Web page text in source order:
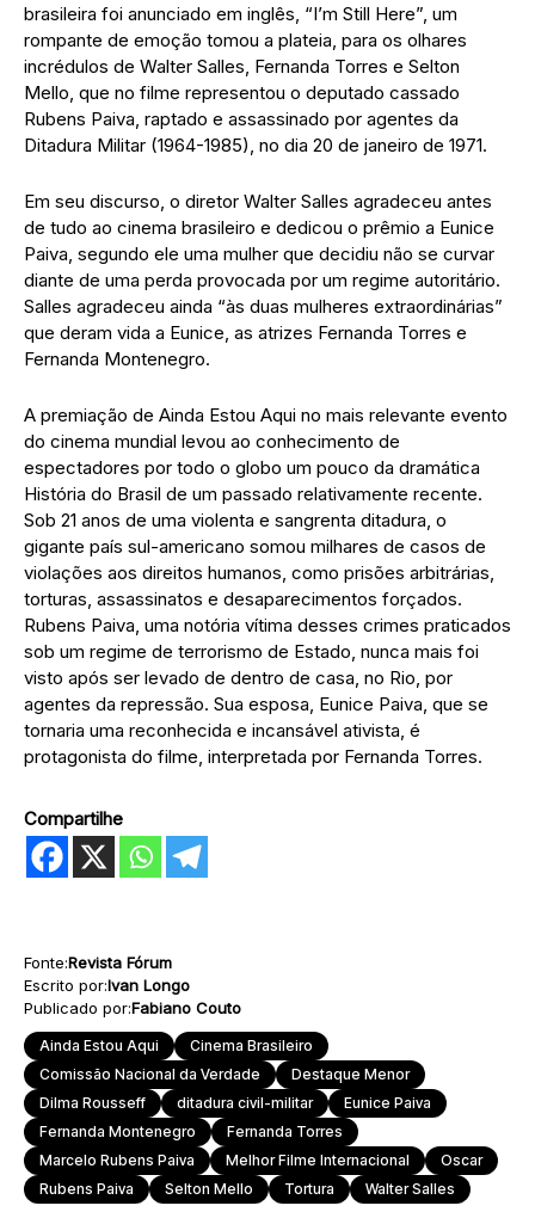
brasileira foi anunciado em inglês, “I’m Still Here”, um
rompante de emoção tomou a plateia, para os olhares
incrédulos de Walter Salles, Fernanda Torres e Selton
Mello, que no filme representou o deputado cassado
Rubens Paiva, raptado e assassinado por agentes da
Ditadura Militar (1964-1985), no dia 20 de janeiro de 1971.
Em seu discurso, o diretor Walter Salles agradeceu antes
de tudo ao cinema brasileiro e dedicou o prêmio a Eunice
Paiva, segundo ele uma mulher que decidiu não se curvar
diante de uma perda provocada por um regime autoritário.
Salles agradeceu ainda “às duas mulheres extraordinárias”
que deram vida a Eunice, as atrizes Fernanda Torres e
Fernanda Montenegro.
A premiação de Ainda Estou Aqui no mais relevante evento
do cinema mundial levou ao conhecimento de
espectadores por todo o globo um pouco da dramática
História do Brasil de um passado relativamente recente.
Sob 21 anos de uma violenta e sangrenta ditadura, o
gigante país sul-americano somou milhares de casos de
violações aos direitos humanos, como prisões arbitrárias,
torturas, assassinatos e desaparecimentos forçados.
Rubens Paiva, uma notória vítima desses crimes praticados
sob um regime de terrorismo de Estado, nunca mais foi
visto após ser levado de dentro de casa, no Rio, por
agentes da repressão. Sua esposa, Eunice Paiva, que se
tornaria uma reconhecida e incansável ativista, é
protagonista do filme, interpretada por Fernanda Torres.
Compartilhe
Fonte:Revista Fórum
Escrito por:Ivan Longo
Publicado por:Fabiano Couto
Ainda Estou Aqui
Cinema Brasileiro
Comissão Nacional da Verdade
Destaque Menor
Dilma Rousseff
ditadura civil-militar
Eunice Paiva
Fernanda Montenegro
Fernanda Torres
Marcelo Rubens Paiva
Melhor Filme Internacional
Oscar
Rubens Paiva
Selton Mello Tortura Walter Salles